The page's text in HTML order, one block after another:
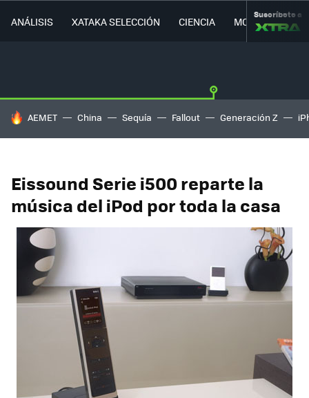
ANÁLISIS XATAKA SELECCIÓN CIENCIA MOVILIDAD
Suscríbete a
HOY SE HABLA DE
AEMET China Sequía Fallout Generación Z
Eissound Serie i500 reparte la
música del iPod por toda la casa